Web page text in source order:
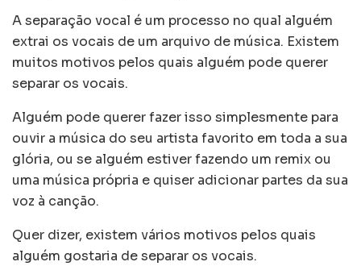
A separação vocal é um processo no qual alguém
extrai os vocais de um arquivo de música. Existem
muitos motivos pelos quais alguém pode querer
separar os vocais.
Alguém pode querer fazer isso simplesmente para
ouvir a música do seu artista favorito em toda a sua
glória, ou se alguém estiver fazendo um remix ou
uma música própria e quiser adicionar partes da sua
voz à canção.
Quer dizer, existem vários motivos pelos quais
alguém gostaria de separar os vocais.